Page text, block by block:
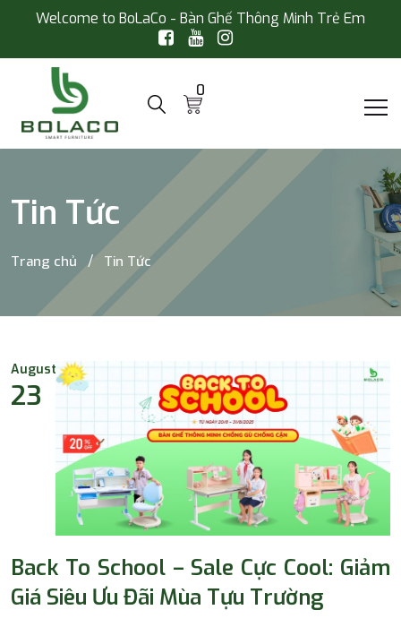
Welcome to BoLaCo - Bàn Ghế Thông Minh Trẻ Em
0
Tin Tức
Trang chủ Tin Tức
August
23
Back To School – Sale Cực Cool: Giảm
Giá Siêu Ưu Đãi Mùa Tựu Trường